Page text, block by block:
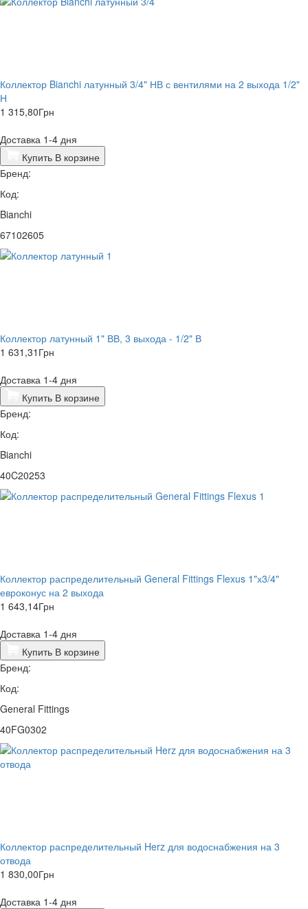
Коллектор Bianchi латунный 3/4" НВ с вентилями на 2 выхода 1/2"
Н
1 315,80Грн
Доставка 1-4 дня
Купить В корзине
Бренд:
Код:
Bianchi
67102605
Коллектор латунный 1" ВВ, 3 выхода - 1/2" В
1 631,31 Грн
Доставка 1-4 дня
Купить В корзине
Бренд:
Код:
Bianchi
40C20253
Коллектор распределительный General Fittings Flexus 1"х3/4"
евроконус на 2 выхода
1 643,14Грн
Доставка 1-4 дня
Купить В корзине
Бренд:
Код:
General Fittings
40FG0302
Коллектор распределительный Herz для водоснабжения на 3
отвода
1 830,00Грн
Доставка 1-4 дня